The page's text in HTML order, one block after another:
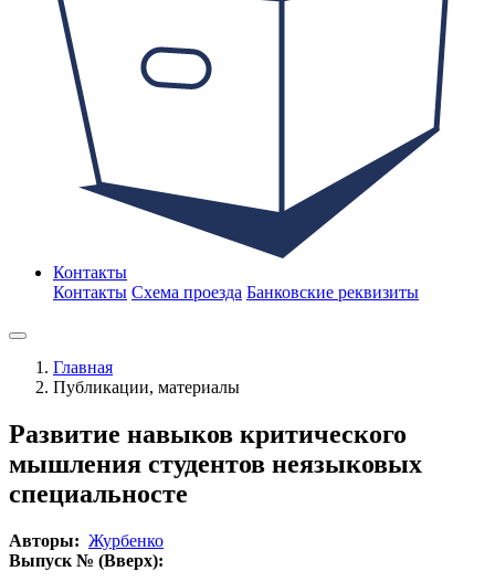
Контакты
Контакты Схема проезда Банковские реквизиты
Главная
Публикации, материалы
Развитие навыков критического
мышления студентов неязыковых
специальносте
Авторы: Журбенко
Выпуск № (Вверх):